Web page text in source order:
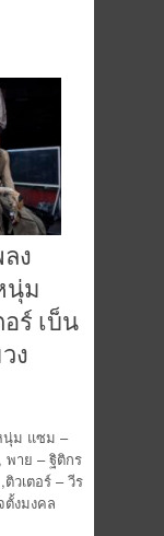
ลง
นุ่ม
ร์ เบ็น
ง
นุ่ม แซม –
าย – ฐิติกร
เตอร์ – วีร
ตั้งมงคล